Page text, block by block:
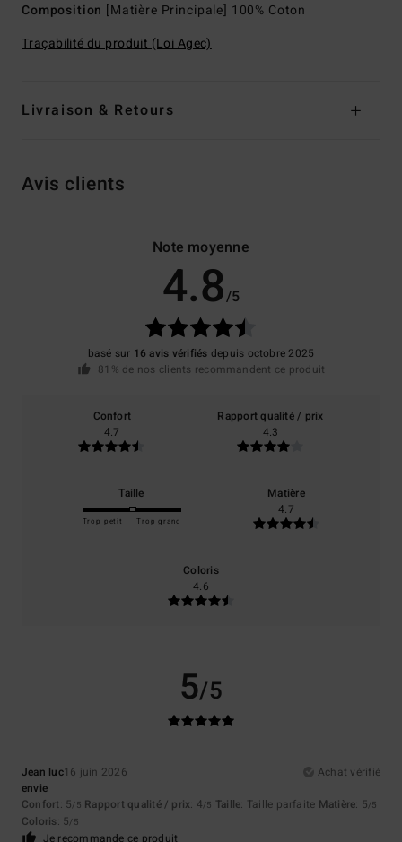
Composition [Matière Principale] 100% Coton
Traçabilité du produit (Loi Agec)
Livraison & Retours
Avis clients
Note moyenne
4.8/5
basé sur 16 avis vérifiés depuis octobre 2025
81% de nos clients recommandent ce produit
Confort
4.7
Rapport qualité / prix
4.3
Taille
Trop petit Trop grand
Matière
4.7
Coloris
4.6
5/5
Jean luc16 juin 2026
Achat vérifié
envie
Confort: 5/5 Rapport qualité / prix: 4/5 Taille: Taille parfaite Matière: 5/5
Coloris: 5/5
Je recommande ce produit